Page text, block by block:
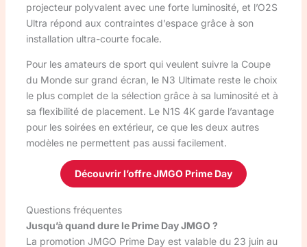
projecteur polyvalent avec une forte luminosité, et l’O2S
Ultra répond aux contraintes d’espace grâce à son
installation ultra-courte focale.
Pour les amateurs de sport qui veulent suivre la Coupe
du Monde sur grand écran, le N3 Ultimate reste le choix
le plus complet de la sélection grâce à sa luminosité et à
sa flexibilité de placement. Le N1S 4K garde l’avantage
pour les soirées en extérieur, ce que les deux autres
modèles ne permettent pas aussi facilement.
Découvrir l’offre JMGO Prime Day
Questions fréquentes
Jusqu’à quand dure le Prime Day JMGO ?
La promotion JMGO Prime Day est valable du 23 juin au